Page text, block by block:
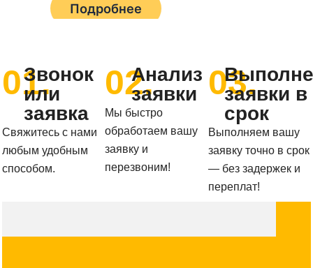
Подробнее
01.
Звонок
или
заявка
Свяжитесь с нами
любым удобным
способом.
02.Анализ
заявки
Мы быстро
обработаем вашу
заявку и
перезвоним!
03.
заявки в
срок
Выполняем вашу
заявку точно в срок
— без задержек и
переплат!